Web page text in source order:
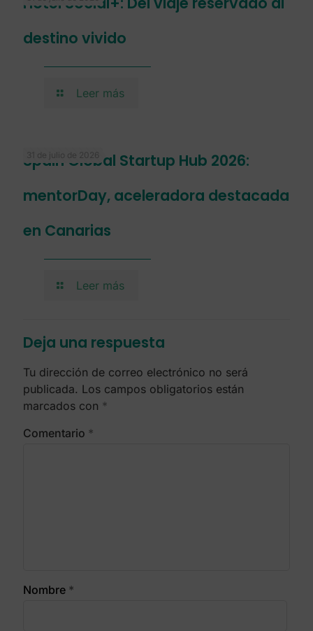
destino vivido
Leer más
31 de julio de 2026
Spain Global Startup Hub 2026:
mentorDay, aceleradora destacada
en Canarias
Leer más
Deja una respuesta
Tu dirección de correo electrónico no será
publicada. Los campos obligatorios están
marcados con *
Comentario *
Nombre *